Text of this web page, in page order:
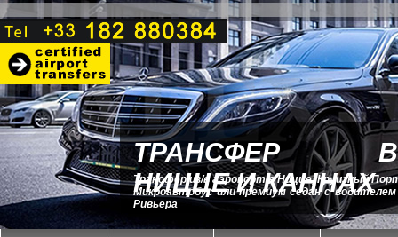
ТРАНСФЕР В
НИЦЦЕ И КАННАХ
Трансфер из/в аэропорт в Ницце, Круизный
Микроавтобус или премиум седан с
Ривьера